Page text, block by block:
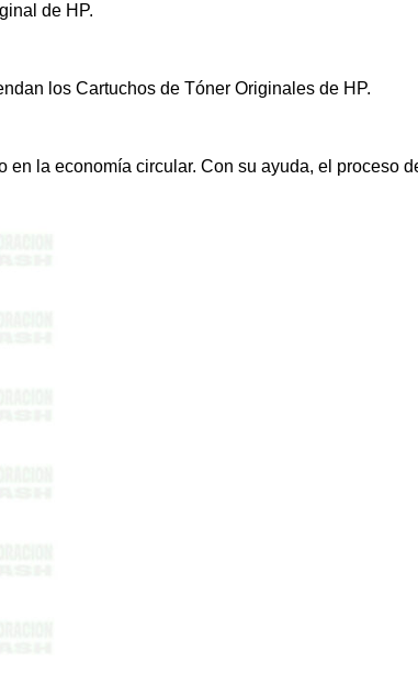
de HP.
los Cartuchos de Tóner Originales de HP.
la economía circular. Con su ayuda, el proceso